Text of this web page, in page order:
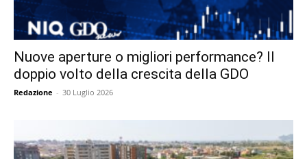
Nuove aperture o migliori performance? Il
doppio volto della crescita della GDO
Redazione - 30 Luglio 2026